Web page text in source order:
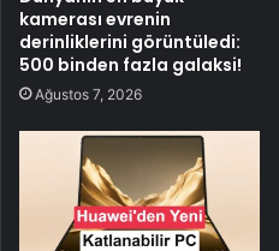
kamerası evrenin
derinliklerini görüntüledi:
500 binden fazla galaksi!
Ağustos 7, 2026